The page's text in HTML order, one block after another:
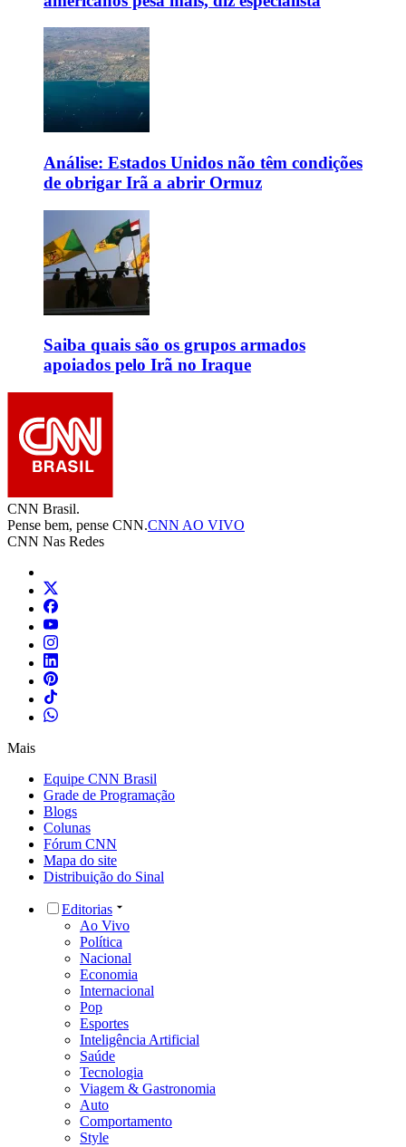
Análise: Estados Unidos não têm condições
de obrigar Irã a abrir Ormuz
Saiba quais são os grupos armados
apoiados pelo Irã no Iraque
CNN Brasil.
Pense bem, pense CNN.CNN AO VIVO
CNN Nas Redes
Mais
Equipe CNN Brasil
Grade de Programação
Blogs
Colunas
Fórum CNN
Mapa do site
Distribuição do Sinal
Editorias
Ao Vivo
Política
Nacional
Economia
Internacional
Pop
Esportes
Inteligência Artificial
Saúde
Tecnologia
Viagem & Gastronomia
Auto
Comportamento
Style